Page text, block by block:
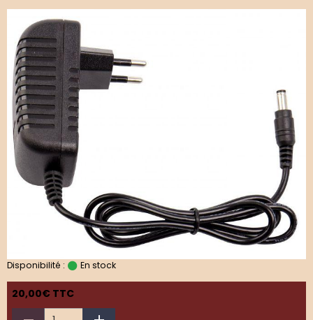
Disponibilité : En stock
20,00€ TTC